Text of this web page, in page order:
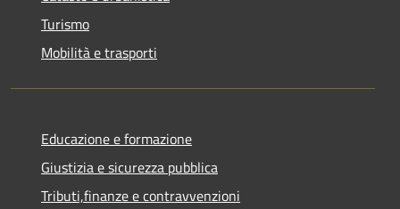
Turismo
Mobilità e trasporti
Educazione e formazione
Giustizia e sicurezza pubblica
Tributi,finanze e contravvenzioni